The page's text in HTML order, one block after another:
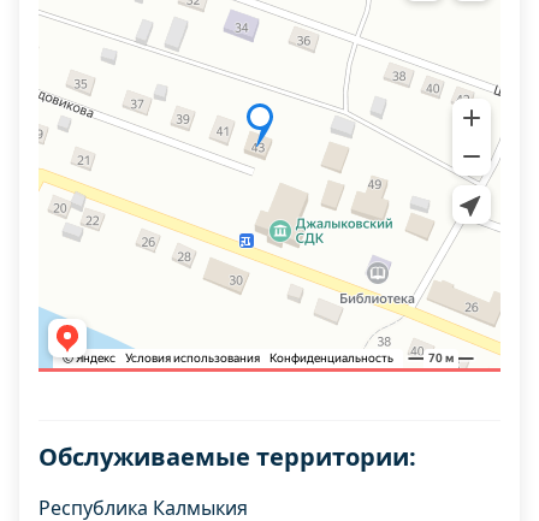
Обслуживаемые территории:
Республика Калмыкия